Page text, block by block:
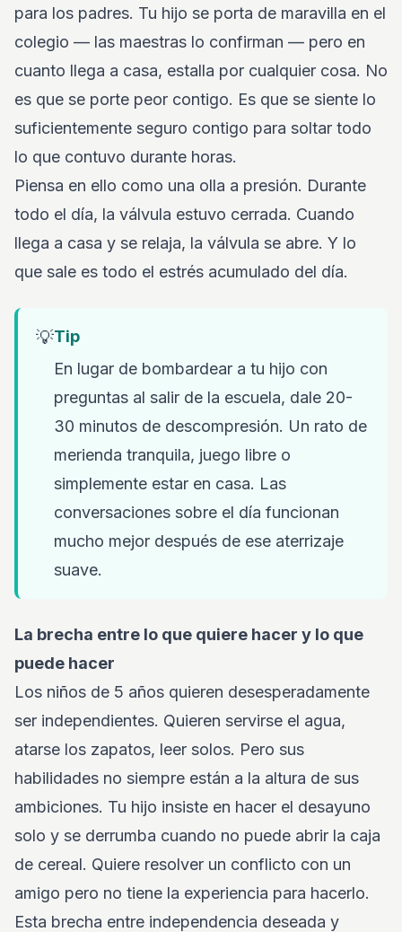
para los padres. Tu hijo se porta de maravilla en el
colegio — las maestras lo confirman — pero en
cuanto llega a casa, estalla por cualquier cosa. No
es que se porte peor contigo. Es que se siente lo
suficientemente seguro contigo para soltar todo
lo que contuvo durante horas.
Piensa en ello como una olla a presión. Durante
todo el día, la válvula estuvo cerrada. Cuando
llega a casa y se relaja, la válvula se abre. Y lo
que sale es todo el estrés acumulado del día.
💡Tip
En lugar de bombardear a tu hijo con
preguntas al salir de la escuela, dale 20-
30 minutos de descompresión. Un rato de
merienda tranquila, juego libre o
simplemente estar en casa. Las
conversaciones sobre el día funcionan
mucho mejor después de ese aterrizaje
suave.
La brecha entre lo que quiere hacer y lo que
puede hacer
Los niños de 5 años quieren desesperadamente
ser independientes. Quieren servirse el agua,
atarse los zapatos, leer solos. Pero sus
habilidades no siempre están a la altura de sus
ambiciones. Tu hijo insiste en hacer el desayuno
solo y se derrumba cuando no puede abrir la caja
de cereal. Quiere resolver un conflicto con un
amigo pero no tiene la experiencia para hacerlo.
Esta brecha entre independencia deseada y